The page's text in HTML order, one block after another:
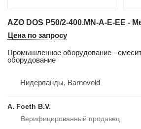
AZO DOS P50/2-400.MN-A-E-EE -
Цена по запросу
Промышленное оборудование -
оборудование
Нидерланды, Barneveld
A. Foeth B.V.